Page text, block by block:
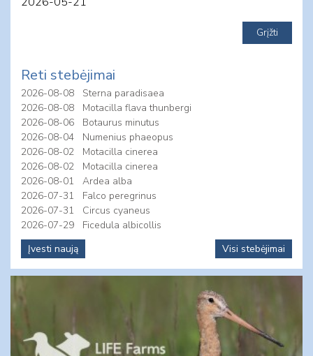
Reti stebėjimai
2026-08-08
Sterna paradisaea
2026-08-08
Motacilla flava thunbergi
2026-08-06
Botaurus minutus
2026-08-04
Numenius phaeopus
2026-08-02
Motacilla cinerea
2026-08-02
Motacilla cinerea
2026-08-01
Ardea alba
2026-07-31
Falco peregrinus
2026-07-31
Circus cyaneus
2026-07-29
Ficedula albicollis
Įvesti naują
Visi stebėjimai